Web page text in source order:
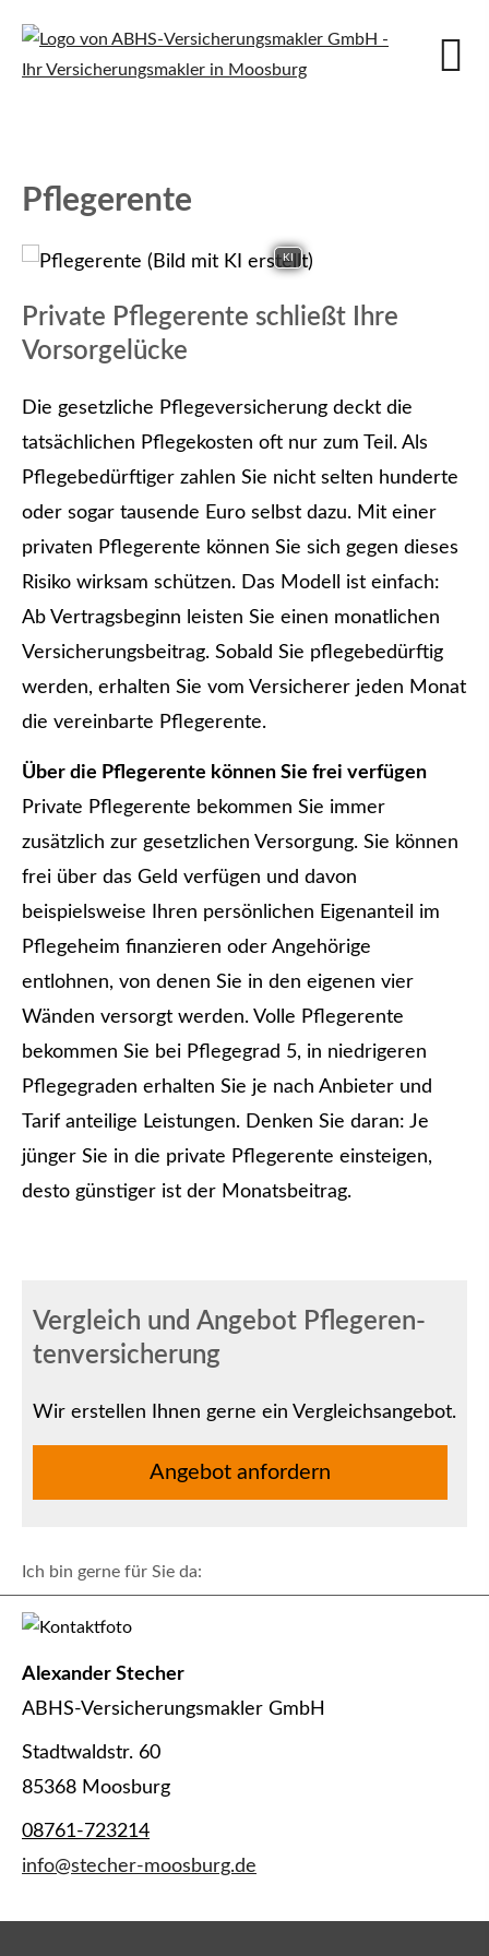
Pfle­ge­ren­te
KI
Private Pfle­ge­ren­te schließt Ihre
Vorsorgelücke
Die gesetzliche Pflege­ver­si­che­rung deckt die
tatsächlichen Pflegekosten oft nur zum Teil. Als
Pflegebedürftiger zahlen Sie nicht selten hunderte
oder sogar tausende Euro selbst dazu. Mit einer
privaten Pfle­ge­ren­te können Sie sich gegen dieses
Risiko wirksam schützen. Das Modell ist einfach:
Ab Vertragsbeginn leisten Sie einen monatlichen
Versicherungsbeitrag. Sobald Sie pflegebedürftig
werden, erhalten Sie vom Versicherer jeden Monat
die vereinbarte Pfle­ge­ren­te.
Über die Pfle­ge­ren­te können Sie frei verfügen
Private Pfle­ge­ren­te bekommen Sie immer
zusätzlich zur gesetzlichen Versorgung. Sie können
frei über das Geld verfügen und davon
beispielsweise Ihren persönlichen Eigenanteil im
Pflegeheim finanzieren oder Angehörige
entlohnen, von denen Sie in den eigenen vier
Wänden versorgt werden. Volle Pfle­ge­ren­te
bekommen Sie bei Pflegegrad 5, in niedrigeren
Pflegegraden erhalten Sie je nach Anbieter und
Tarif anteilige Leistungen. Denken Sie daran: Je
jünger Sie in die private Pfle­ge­ren­te einsteigen,
desto günstiger ist der Monatsbeitrag.
Vergleich und Angebot Pfle­ge­ren­
tenversicherung
Wir erstellen Ihnen gerne ein Vergleichsangebot.
An­ge­bot an­for­dern
Ich bin gerne für Sie da:
Alexander Stecher
ABHS-Ver­sicherungs­makler GmbH
Stadtwaldstr. 60
85368 Moosburg
08761-723214
info@stecher-moosburg.de